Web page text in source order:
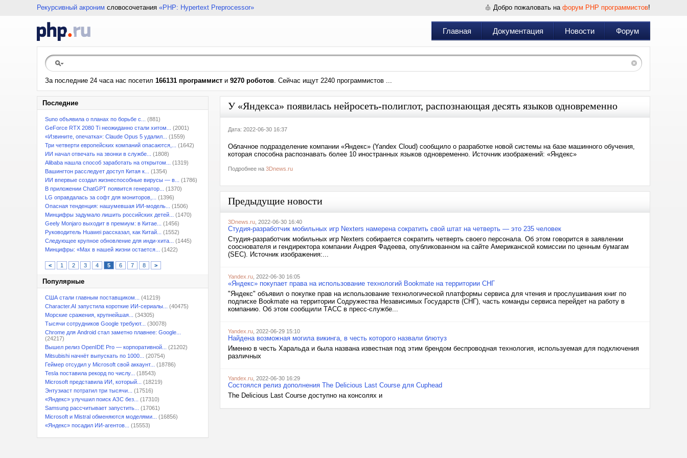
Рекурсивный акроним словосочетания «PHP: Hypertext Preprocessor» Добро пожаловать на форум PHP программистов!
Главная Документация Новости Форум
За последние 24 часа нас посетил 166131 программист и 9270 роботов. Сейчас ищут 2240 программистов ...
Последние
Suno объявила о планах по борьбе с...
(881)
GeForce RTX 2080 Ti неожиданно стали хитом...
(2001)
«Извините, опечатка»: Claude Opus 5 удалил...
(1559)
Три четверти европейских компаний опасаются,...
(1642)
ИИ начал отвечать на звонки в службе...
(1808)
Alibaba нашла способ заработать на открытом...
(1319)
Вашингтон расследует доступ Китая к...
(1354)
ИИ впервые создал жизнеспособные вирусы — в...
(1786)
В приложении ChatGPT появится генератор...
(1370)
LG оправдалась за софт для мониторов,...
(1396)
Опасная тенденция: нашумевшая ИИ-модель...
(1506)
Минцифры задумало лишить российских детей...
(1470)
Geely Monjaro выходит в премиум: в Китае...
(1456)
Руководитель Huawei рассказал, как Китай...
(1552)
Следующее крупное обновление для инди-хита...
(1445)
Минцифры: «Max в нашей жизни остается...
(1422)
< 1 2 3 4 5 6 7 8 >
Популярные
США стали главным поставщиком...
(41219)
Character.AI запустила короткие ИИ-сериалы...
(40475)
Морские сражения, крупнейшая...
(34305)
Тысячи сотрудников Google требуют...
(30078)
Chrome для Android стал заметно плавнее: Google...
(24217)
Вышел релиз OpenIDE Pro — корпоративной...
(21202)
Mitsubishi начнёт выпускать по 1000...
(20754)
Геймер отсудил у Microsoft свой аккаунт...
(18786)
Tesla поставила рекорд по числу...
(18543)
Microsoft представила ИИ, который...
(18219)
Энтузиаст потратил три тысячи...
(17516)
«Яндекс» улучшил поиск АЗС без...
(17310)
Samsung рассчитывает запустить...
(17061)
Microsoft и Mistral обменяются моделями...
(16856)
«Яндекс» посадил ИИ-агентов...
(15553)
У «Яндекса» появилась нейросеть-полиглот, распознающая десять языков одновременно
Дата: 2022-06-30 16:37
Облачное подразделение компании «Яндекс» (Yandex Cloud) сообщило о разработке новой системы на базе машинного обучения,
которая способна распознавать более 10 иностранных языков одновременно. Источник изображений: «Яндекс»
Подробнее на 3Dnews.ru
Предыдущие новости
3Dnews.ru , 2022-06-30 16:40
Студия-разработчик мобильных игр Nexters намерена сократить свой штат на четверть — это 235 человек
Студия-разработчик мобильных игр Nexters собирается сократить четверть своего персонала. Об этом говорится в заявлении
сооснователя и гендиректора компании Андрея Фадеева, опубликованном на сайте Американской комиссии по ценным бумагам
(SEC). Источник изображения:...
Yandex.ru , 2022-06-30 16:05
«Яндекс» покупает права на использование технологий Bookmate на территории СНГ
"Яндекс" объявил о покупке прав на использование технологической платформы сервиса для чтения и прослушивания книг по
подписке Bookmate на территории Содружества Независимых Государств (СНГ), часть команды сервиса перейдет на работу в
компанию. Об этом сообщили ТАСС в пресс-службе...
Yandex.ru , 2022-06-29 15:10
Найдена возможная могила викинга, в честь которого назвали блютуз
Именно в честь Харальда и была названа известная под этим брендом беспроводная технология, используемая для подключения
различных
Yandex.ru , 2022-06-30 16:29
Состоялся релиз дополнения The Delicious Last Course для Cuphead
The Delicious Last Course доступно на консолях и